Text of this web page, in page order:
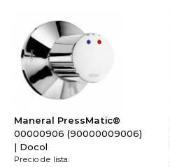
Maneral PressMatic®
00000906 (90000009006)
| Docol
Precio de lista: